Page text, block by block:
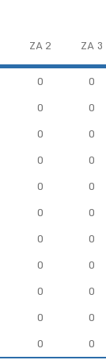
ZA 2 ZA 3
0
0
0
0
0
0
0
0
0
0
0
0
0
0
0
0
0
0
0
0
0
0